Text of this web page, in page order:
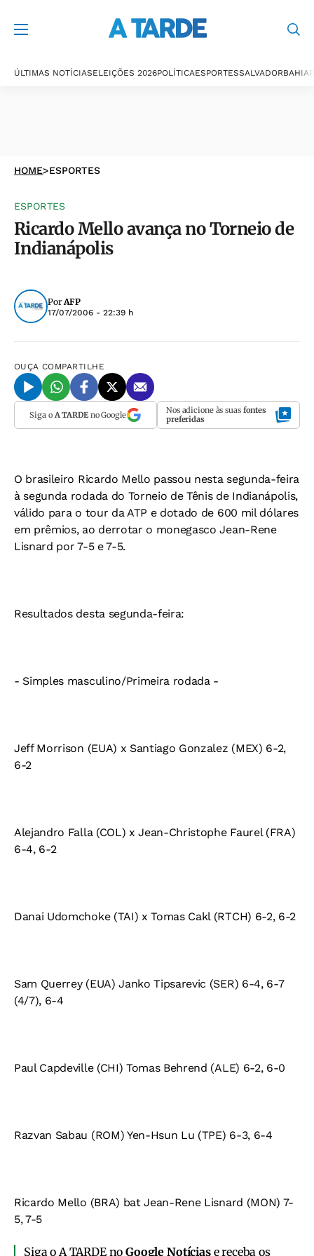
ÚLTIMAS NOTÍCIASELEIÇÕES 2026POLÍTICAESPORTESSALVADORBAHIA
HOME>ESPORTES
ESPORTES
Ricardo Mello avança no Torneio de
Indianápolis
PorAFP
17/07/2006 - 22:39 h
OUÇA COMPARTILHE
Siga o A TARDEno Google Nos adicione às suas fontes
preferidas
O brasileiro Ricardo Mello passou nesta segunda-feira
à segunda rodada do Torneio de Tênis de Indianápolis,
válido para o tour da ATP e dotado de 600 mil dólares
em prêmios, ao derrotar o monegasco Jean-Rene
Lisnard por 7-5 e 7-5.
Resultados desta segunda-feira:
- Simples masculino/Primeira rodada -
Jeff Morrison (EUA) x Santiago Gonzalez (MEX) 6-2,
6-2
Alejandro Falla (COL) x Jean-Christophe Faurel (FRA)
6-4, 6-2
Danai Udomchoke (TAI) x Tomas Cakl (RTCH) 6-2, 6-2
Sam Querrey (EUA) Janko Tipsarevic (SER) 6-4, 6-7
(4/7), 6-4
Paul Capdeville (CHI) Tomas Behrend (ALE) 6-2, 6-0
Razvan Sabau (ROM) Yen-Hsun Lu (TPE) 6-3, 6-4
Ricardo Mello (BRA) bat Jean-Rene Lisnard (MON) 7-
5, 7-5
Siga o A TARDE noGoogle Notíciase receba os